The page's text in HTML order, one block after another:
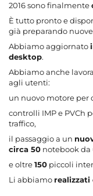
2016 sono finalmente
È tutto pronto e
già preparando
Abbiamo aggiornato
desktop.
Abbiamo anche
agli utenti:
un nuovo motore per
controlli IMP e PVCh
traffico,
il passaggio a un
circa 50 notebook da
e oltre150 piccoli
Li abbiamo realizzati